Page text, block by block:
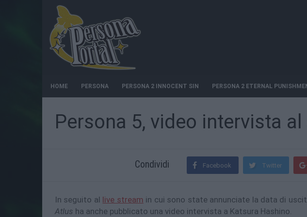
HOME PERSONA PERSONA 2 INNOCENT SIN PERSONA 2 ETERNAL
Persona 5, video intervista
Condividi Facebook Twitter
In seguito al live stream in cui sono state annunciate la data di
Atlus ha anche pubblicato una video intervista a Katsura Hashino.